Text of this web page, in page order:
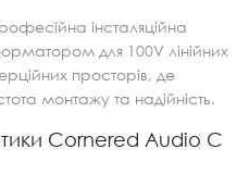
інсталяційна
для 100V лінійних
просторів, де
монтажу та надійність.
Cornered Audio C